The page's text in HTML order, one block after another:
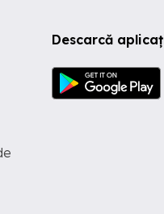
Descarcă